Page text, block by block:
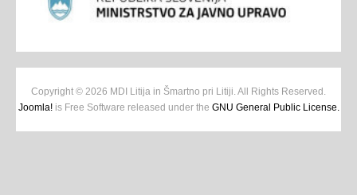
Copyright © 2026 MDI Litija in Šmartno pri Litiji. All Rights Reserved.
Joomla!is Free Software released under the GNU General Public License.